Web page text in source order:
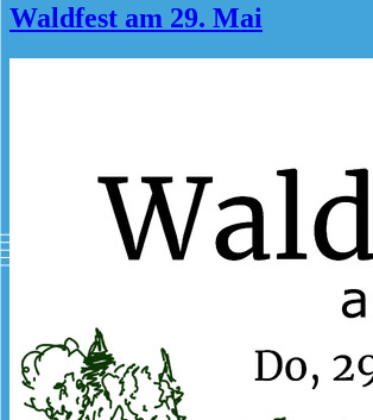
Waldfest am 29. Mai